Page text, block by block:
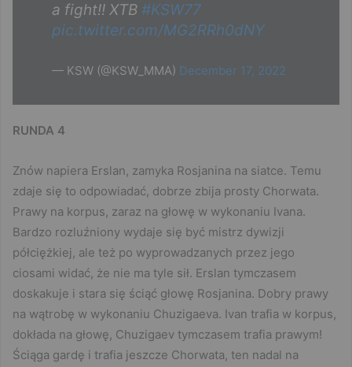
a fight!! XTB #KSW77
pic.twitter.com/MG2RRh0dNY
— KSW (@KSW_MMA) December 17, 2022
RUNDA 4
Znów napiera Erslan, zamyka Rosjanina na siatce. Temu
zdaje się to odpowiadać, dobrze zbija prosty Chorwata.
Prawy na korpus, zaraz na głowę w wykonaniu Ivana.
Bardzo rozluźniony wydaje się być mistrz dywizji
półciężkiej, ale też po wyprowadzanych przez jego
ciosami widać, że nie ma tyle sił. Erslan tymczasem
doskakuje i stara się ściąć głowę Rosjanina. Dobry prawy
na wątrobę w wykonaniu Chuzigaeva. Ivan trafia w korpus,
dokłada na głowę, Chuzigaev tymczasem trafia prawym!
Ściąga gardę i trafia jeszcze Chorwata, ten nadal na